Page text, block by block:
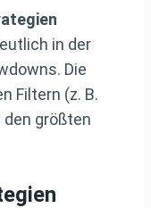
in der
Die
Filtern (z. B.
den größten